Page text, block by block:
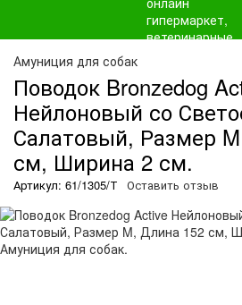
Амуниция для собак
Поводок Bronzedog
Нейлоновый со
Салатовый, Размер
см, Ширина 2 см.
Артикул: 61/1305/Т Оставить отзыв